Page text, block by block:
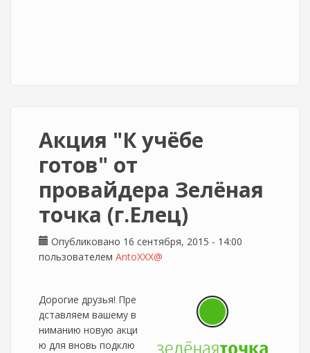
Акция "К учёбе
готов" от
провайдера Зелёная
точка (г.Елец)
Опубликовано 16 сентября, 2015 - 14:00
пользователем AntoXXX@
Дорогие друзья! Пре
дставляем вашему в
ниманию новую акци
ю для вновь подклю